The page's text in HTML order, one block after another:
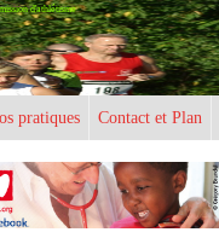
d'athlétisme
pratiques Contact et Plan